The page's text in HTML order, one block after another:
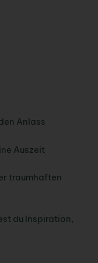
Anlass
Auszeit
traumhaften
du Inspiration,